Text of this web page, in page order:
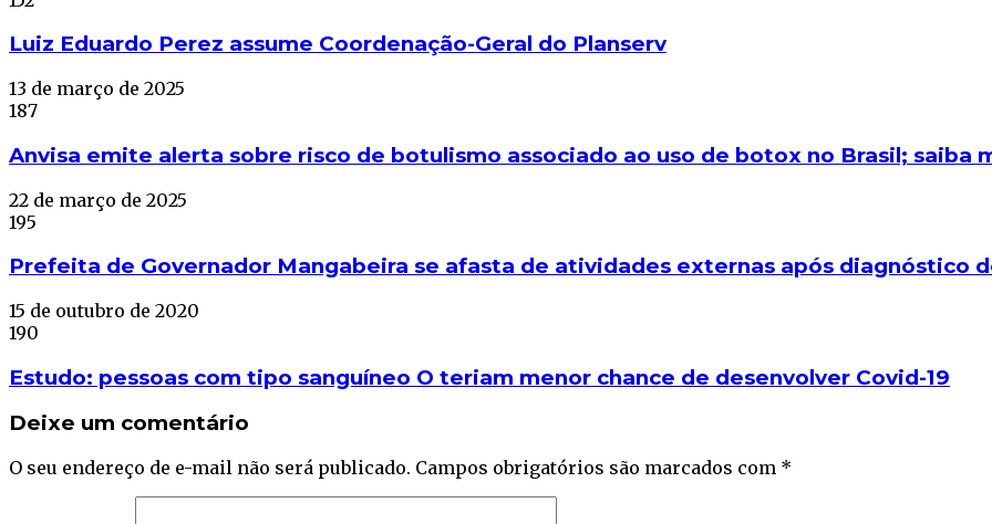
Luiz Eduardo Perez assume Coordenação-Geral do Planserv
13 de março de 2025
187
Anvisa emite alerta sobre risco de botulismo associado ao uso de botox no Brasil; saiba
22 de março de 2025
195
Prefeita de Governador Mangabeira se afasta de atividades externas após diagnóstico
15 de outubro de 2020
190
Estudo: pessoas com tipo sanguíneo O teriam menor chance de desenvolver Covid-19
Deixe um comentário
O seu endereço de e-mail não será publicado. Campos obrigatórios são marcados com *